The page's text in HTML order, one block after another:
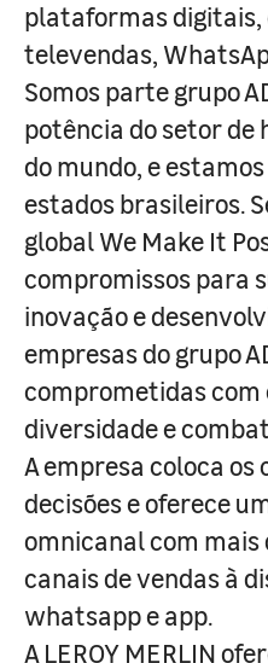
plataformas
televendas,
Somos parte grupo
potência do setor
do mundo, e
estados brasileiros.
global We Make It
compromissos para
inovação e
empresas do grupo
comprometidas
diversidade e
A empresa coloca
decisões e oferece
omnicanal com mais
canais de vendas à
whatsapp e app.
A LEROY MERLIN